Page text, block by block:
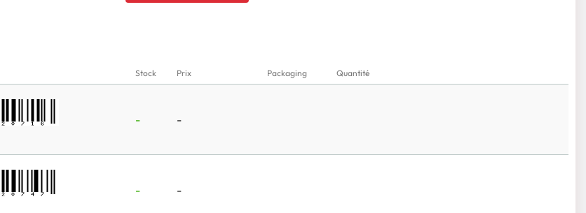
Stock Prix Packaging Quantité
- -
- -